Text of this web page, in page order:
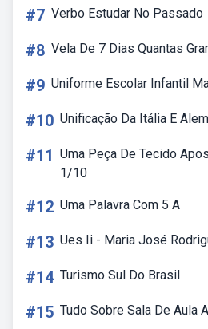
#7 Verbo Estudar No Passado
#8 Vela De 7 Dias Quantas
#9 Uniforme Escolar Infantil
#10 Unificação Da Itália E
#11 Uma Peça De Tecido
1/10
#12 Uma Palavra Com 5 A
#13 Ues Ii - Maria José
#14 Turismo Sul Do Brasil
#15 Tudo Sobre Sala De Aula